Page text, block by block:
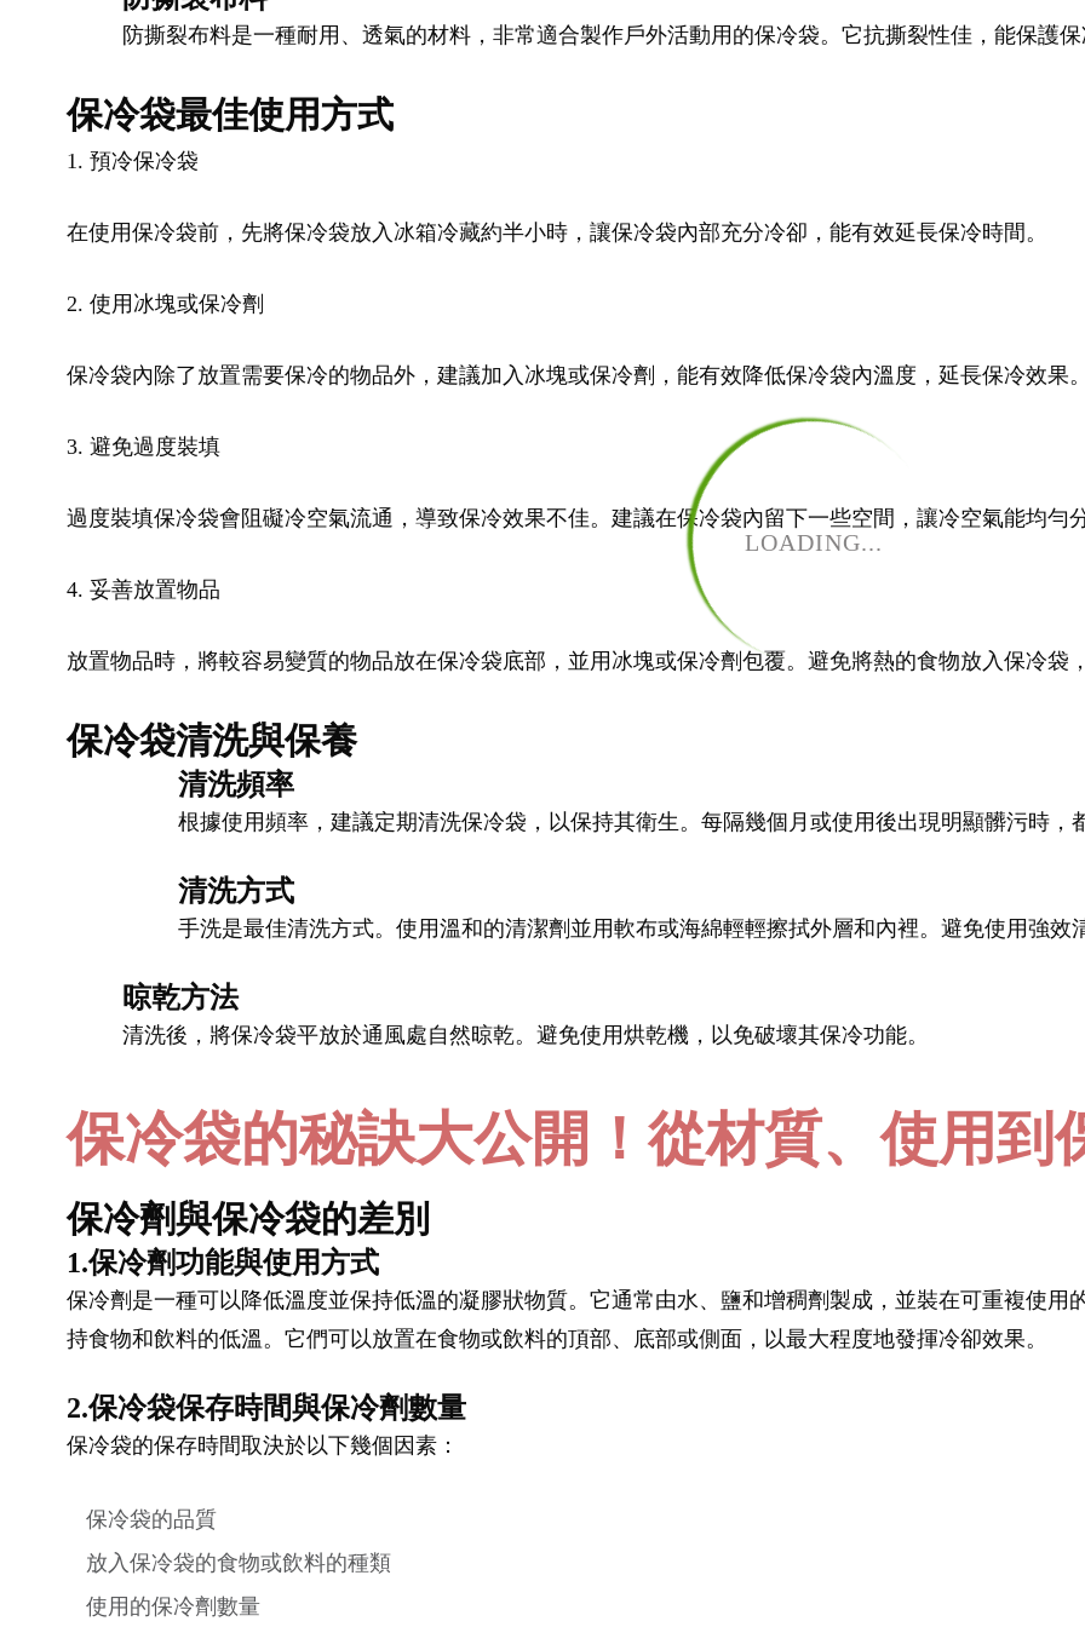
LOADING...
防撕裂布料是一種耐用、透氣的材料，非常適合製作戶外活動用的保冷袋。它抗撕裂性佳，能保護
保冷袋最佳使用方式
1. 預冷保冷袋
在使用保冷袋前，先將保冷袋放入冰箱冷藏約半小時，讓保冷袋內部充分冷卻，能有效延長保冷時間。
2. 使用冰塊或保冷劑
保冷袋內除了放置需要保冷的物品外，建議加入冰塊或保冷劑，能有效降低保冷袋內溫度，延長保冷效果
3. 避免過度裝填
過度裝填保冷袋會阻礙冷空氣流通，導致保冷效果不佳。建議在保冷袋內留下一些空間，讓冷空氣能均勻
4. 妥善放置物品
放置物品時，將較容易變質的物品放在保冷袋底部，並用冰塊或保冷劑包覆。避免將熱的食物放入保冷袋
保冷袋清洗與保養
清洗頻率
根據使用頻率，建議定期清洗保冷袋，以保持其衛生。每隔幾個月或使用後出現明顯髒污時，
清洗方式
手洗是最佳清洗方式。使用溫和的清潔劑並用軟布或海綿輕輕擦拭外層和內裡。避免使用強效
晾乾方法
清洗後，將保冷袋平放於通風處自然晾乾。避免使用烘乾機，以免破壞其保冷功能。
保冷袋的秘訣大公開！從材質、使用到
保冷劑與保冷袋的差別
1.保冷劑功能與使用方式
保冷劑是一種可以降低溫度並保持低溫的凝膠狀物質。它通常由水、鹽和增稠劑製成，並裝在可重複使用
持食物和飲料的低溫。它們可以放置在食物或飲料的頂部、底部或側面，以最大程度地發揮冷卻效果。
2.保冷袋保存時間與保冷劑數量
保冷袋的保存時間取決於以下幾個因素：
保冷袋的品質
放入保冷袋的食物或飲料的種類
使用的保冷劑數量